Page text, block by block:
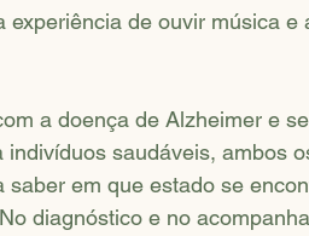
de ouvir música e
a doença de Alzheimer e
saudáveis, ambos
em que estado se
diagnóstico e no